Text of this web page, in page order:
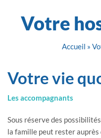
Votre
Accueil »
Votre vie
Les accompagnants
Sous réserve des
la famille peut rester auprès